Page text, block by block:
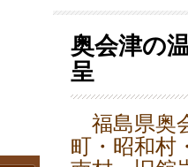
奥会津の
呈
福島県奥
町・昭和村